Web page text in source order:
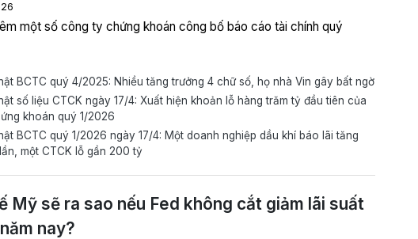
một số công ty chứng khoán công bố báo cáo tài chính quý
BCTC quý 4/2025: Nhiều tăng trưởng 4 chữ số, họ nhà Vin gây bất ngờ
số liệu CTCK ngày 17/4: Xuất hiện khoản lỗ hàng trăm tỷ đầu tiên của
khoán quý 1/2026
BCTC quý 1/2026 ngày 17/4: Một doanh nghiệp dầu khí báo lãi tăng
một CTCK lỗ gần 200 tỷ
Mỹ sẽ ra sao nếu Fed không cắt giảm lãi suất
nay?